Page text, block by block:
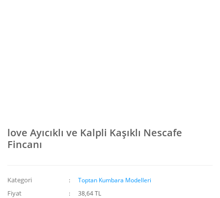
love Ayıcıklı ve Kalpli Kaşıklı Nescafe
Fincanı
Kategori Toptan Kumbara Modelleri
Fiyat 38,64 TL